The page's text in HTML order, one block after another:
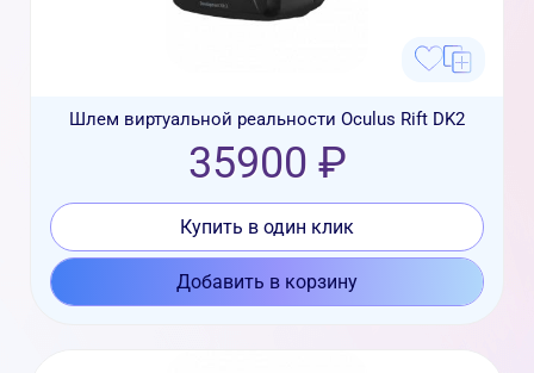
Шлем виртуальной реальности Oculus Rift DK2
35900 ₽
Купить в один клик
Добавить в корзину